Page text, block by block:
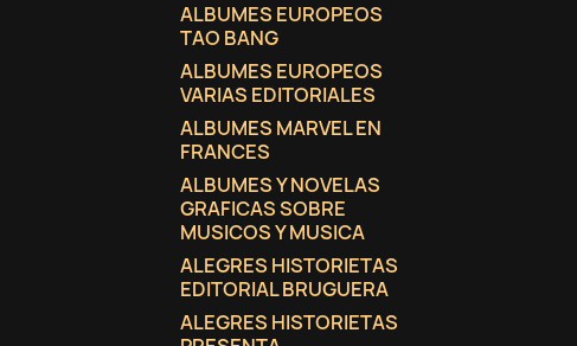
ALBUMES EUROPEOS
TAO BANG
ALBUMES EUROPEOS
VARIAS EDITORIALES
ALBUMES MARVEL EN
FRANCES
ALBUMES Y NOVELAS
GRAFICAS SOBRE
MUSICOS Y MUSICA
ALEGRES HISTORIETAS
EDITORIAL BRUGUERA
ALEGRES HISTORIETAS